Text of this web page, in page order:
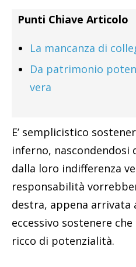
Punti Chiave Articolo
La mancanza di
Da patrimonio
vera
E’ semplicistico
inferno,
dalla loro indifferenza
responsabilità
destra, appena arrivata
eccessivo sostenere
ricco di potenzialità.